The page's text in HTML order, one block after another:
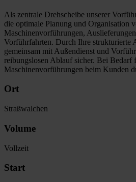
Als zentrale Drehscheibe unserer
die optimale Planung und Organisation
Maschinenvorführungen,
Vorführfahrten. Durch Ihre strukturierte
gemeinsam mit Außendienst und
reibungslosen Ablauf sicher. Bei Bedarf
Maschinenvorführungen beim Kunden
Ort
Straßwalchen
Volume
Vollzeit
Start